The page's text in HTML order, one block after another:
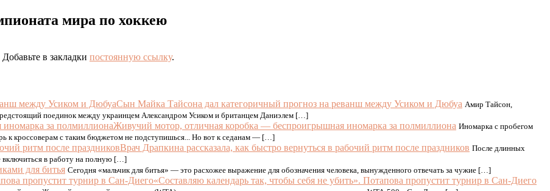
мира по хоккею
Добавьте в закладки постоянную ссылку.
Сын Майка Тайсона дал категоричный прогноз на реванш между Усиком и Дюбуа Амир Тайсон,
поединок между украинцем Александром Усиком и британцем Даниэлем […]
Живучий мотор, отличная коробка — беспроигрышная иномарка за полмиллиона Иномарка с пробегом
к кроссоверам с таким бюджетом не подступишься... Но вот к седанам — […]
Врач Драпкина рассказала, как быстро вернуться в рабочий ритм после праздников После длинных
включиться в работу на полную […]
для битья Сегодня «мальчик для битья» — это расхожее выражение для обозначения человека, вынужденного отвечать за чужие […]
«Составляю календарь так, чтобы себя не убить». Потапова пропустит турнир в Сан-Диего